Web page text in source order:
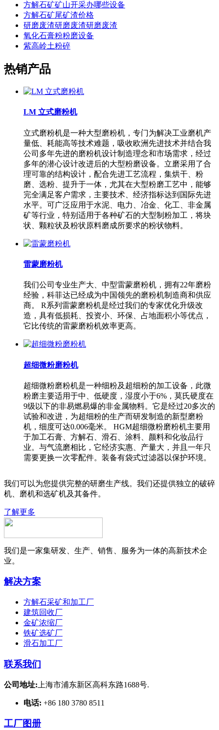
方解石矿矿山开采办哪些设备
方解石矿尾矿渣价格
研磨废渣研磨废渣研磨废渣
氧化石膏粉粉磨设备
紫高岭土粉碎
热销产品
LM 立式磨粉机
立式磨粉机是一种大型磨粉机，专门为解决工业磨机产
量低、耗能高等技术难题，吸收欧洲先进技术并结合我
公司多年先进的磨粉机设计制造理念和市场需求，经过
多年的潜心设计改进后的大型粉磨设备。立磨采用了合
理可靠的结构设计，配合先进工艺流程，集烘干、粉
磨、选粉、提升于一体，尤其在大型粉磨工艺中，能够
完全满足客户需求，主要技术、经济指标达到国际先进
水平。可广泛应用于水泥、电力、冶金、化工、非金属
矿等行业，特别适用于各种矿石的大型制粉加工，将块
状、颗粒状及粉状原料磨成所要求的粉状物料。
雷蒙磨粉机
我们公司专业生产大、中型雷蒙磨粉机，拥有22年磨粉
经验，科菲达已经成为中国领先的磨粉机制造商和供应
商。 R系列雷蒙磨粉机是经过我们的专家优化升级改
造，具有低损耗、投资小、环保、占地面积小等优点，
它比传统的雷蒙磨粉机效率更高。
超细微粉磨粉机
超细微粉磨粉机是一种细粉及超细粉的加工设备，此微
粉磨主要适用于中、低硬度，湿度小于6%，莫氏硬度在
9级以下的非易燃易爆的非金属物料。它是经过20多次的
试验和改进，为超细粉的生产而研发制造的新型磨粉
机，细度可达0.006毫米。 HGM超细微粉磨粉机主要用
于加工石膏、方解石、滑石、涂料、颜料和化妆品行
业。与气流磨相比，它经济实惠、产量大，并且一年只
需要更换一次零配件。装备有袋式过滤器以保护环境。
我们可以为您提供完整的研磨生产线。我们还提供独立的破碎
机、磨机和选矿机及其备件。
了解更多
我们是一家集研发、生产、销售、服务为一体的高新技术企
业。
解决方案
方解石采矿和加工厂
建筑回收厂
金矿浓缩厂
铁矿选矿厂
滑石加工厂
联系我们
公司地址: 上海市浦东新区高科东路1688号.
电话: +86 180 3780 8511
工厂图册